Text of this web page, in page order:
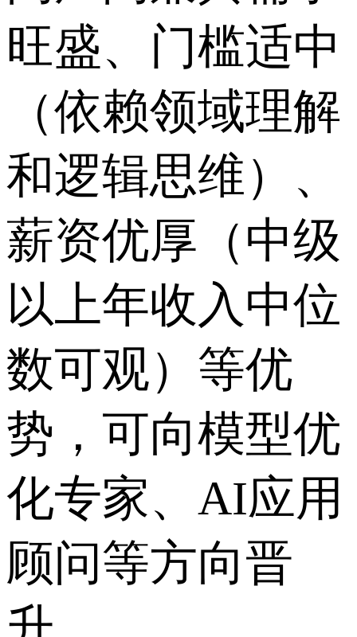
旺盛、门槛适中
（依赖领域理解
和逻辑思维）、
薪资优厚（中级
以上年收入中位
数可观）等优
势，可向模型优
化专家、AI应用
顾问等方向晋